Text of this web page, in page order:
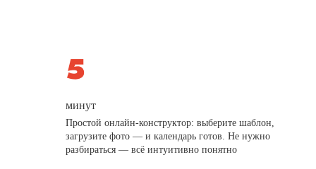
минут
Простой онлайн-конструктор: выберите шаблон,
загрузите фото — и календарь готов. Не нужно
разбираться — всё интуитивно понятно